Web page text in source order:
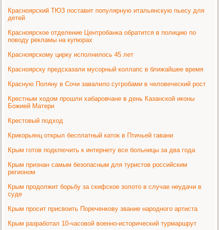
Красноярский ТЮЗ поставит популярную итальянскую пьесу для
детей
Красноярское отделение Центробанка обратится в полицию по
поводу рекламы на купюрах
Красноярскому цирку исполнилось 45 лет
Красноярску предсказали мусорный коллапс в ближайшее время
Красную Поляну в Сочи завалило сугробами в человеческий рост
Крестным ходом прошли хабаровчане в день Казанской иконы
Божией Матери
Крестовый подход
Крикорьянц открыл бесплатный каток в Птичьей гавани
Крым готов подключить к интернету все больницы за два года
Крым признан самым безопасным для туристов российским
регионом
Крым продолжит борьбу за скифское золото в случае неудачи в
суде
Крым просит присвоить Пореченкову звание народного артиста
Крым разработал 10-часовой военно-исторический турмаршрут